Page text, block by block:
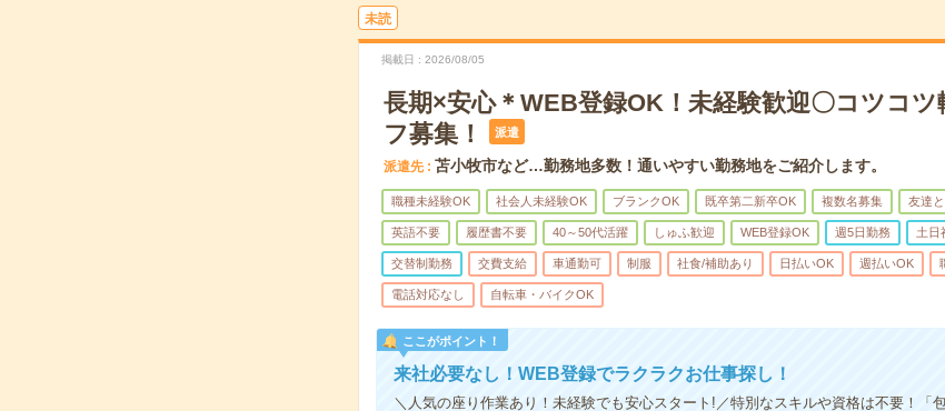
未読
掲載日 2026/08/05
長期×安心＊WEB登録OK！未経験歓迎〇コツコツ
フ募集！
派遣
派遣先 苫小牧市など…勤務地多数！通いやすい勤務地をご紹介します。
職種未経験OK 社会人未経験OK ブランクOK 既卒第二新卒OK 複数名募集 友達
英語不要 履歴書不要 40～50代活躍 しゅふ歓迎 WEB登録OK 週5日勤務 土日
交替制勤務 交費支給 車通勤可 制服 社食/補助あり 日払いOK 週払いOK
電話対応なし 自転車・バイクOK
ここがポイント！
来社必要なし！WEB登録でラクラクお仕事探し！
＼人気の座り作業あり！未経験でも安心スタート!／特別なスキルや資格は不要！「